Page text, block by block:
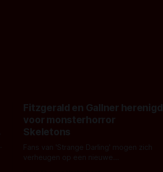
Fitzgerald en Gallner herenigd
voor monsterhorror
Skeletons
Fans van 'Strange Darling' mogen zich
verheugen op een nieuwe